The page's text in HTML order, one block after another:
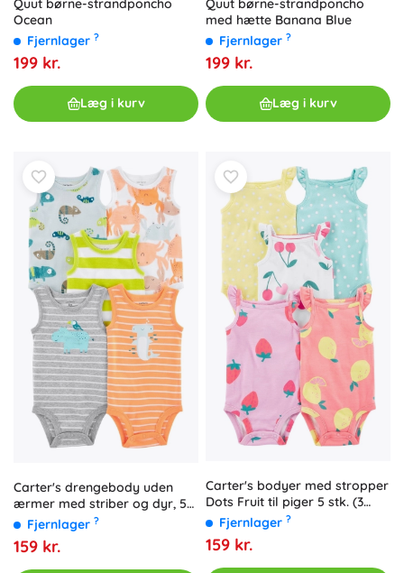
Quut børne-strandponcho
Ocean
Fjernlager ?
199 kr.
Læg i kurv
Quut børne-strandponcho
med hætte Banana Blue
Fjernlager ?
199 kr.
Læg i kurv
Carter's drengebody uden
ærmer med striber og dyr, 5
stk.Fjernlager ?
159 kr.
Carter's bodyer med stropper
Dots Fruit til piger 5 stk. (3
mdr.)Fjernlager ?
159 kr.